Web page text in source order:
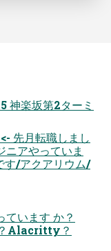
楽坂第2ターミ
先月転職しまし
ニアやっていま
/アクアリウム/
ています か？
Alacritty？